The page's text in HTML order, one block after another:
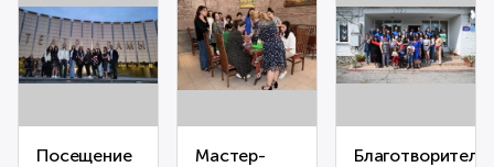
Посещение
Мастер-